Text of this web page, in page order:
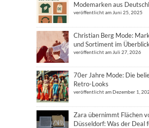
Modemarken aus
veröffentlicht am Juni 25, 2025
Christian Berg Mode:
und Sortiment im Überblick
veröffentlicht am Juli 27, 2026
70er Jahre Mode: Die
Retro-Looks
veröffentlicht am Dezember 1,
Zara übernimmt Flächen
Düsseldorf: Was der Deal